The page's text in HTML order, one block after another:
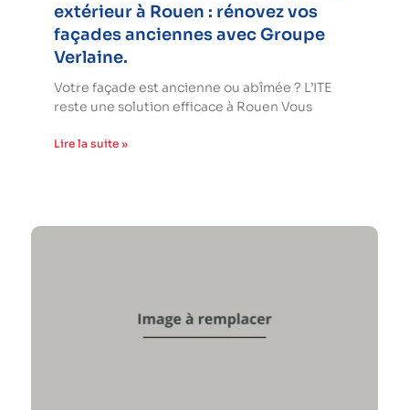
extérieur à Rouen : rénovez vos
façades anciennes avec Groupe
Verlaine.
Votre façade est ancienne ou abîmée ? L’ITE
reste une solution efficace à Rouen Vous
Lire la suite »